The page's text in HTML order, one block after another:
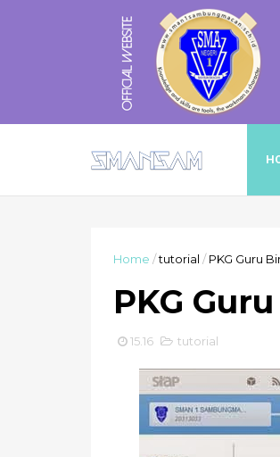
Home /tutorial / PKG Guru
PKG
15.16 tutorial